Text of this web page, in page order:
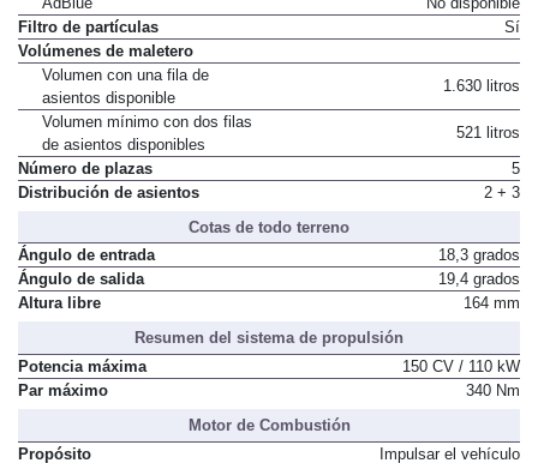
AdBlue
No disponible
Filtro de partículas
Volúmenes de maletero
Volumen con una fila de
asientos disponible
Volumen mínimo con dos filas
de asientos disponibles
Número de plazas
5
Cotas de todo terreno
Ángulo de entrada
18,3 grados
Ángulo de salida
19,4 grados
Resumen del sistema de propulsión
Potencia máxima
150 CV / 110 kW
Motor de Combustión